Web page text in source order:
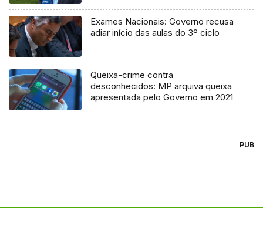
Exames Nacionais: Governo recusa
adiar início das aulas do 3º ciclo
Queixa-crime contra
desconhecidos: MP arquiva queixa
apresentada pelo Governo em 2021
PUB